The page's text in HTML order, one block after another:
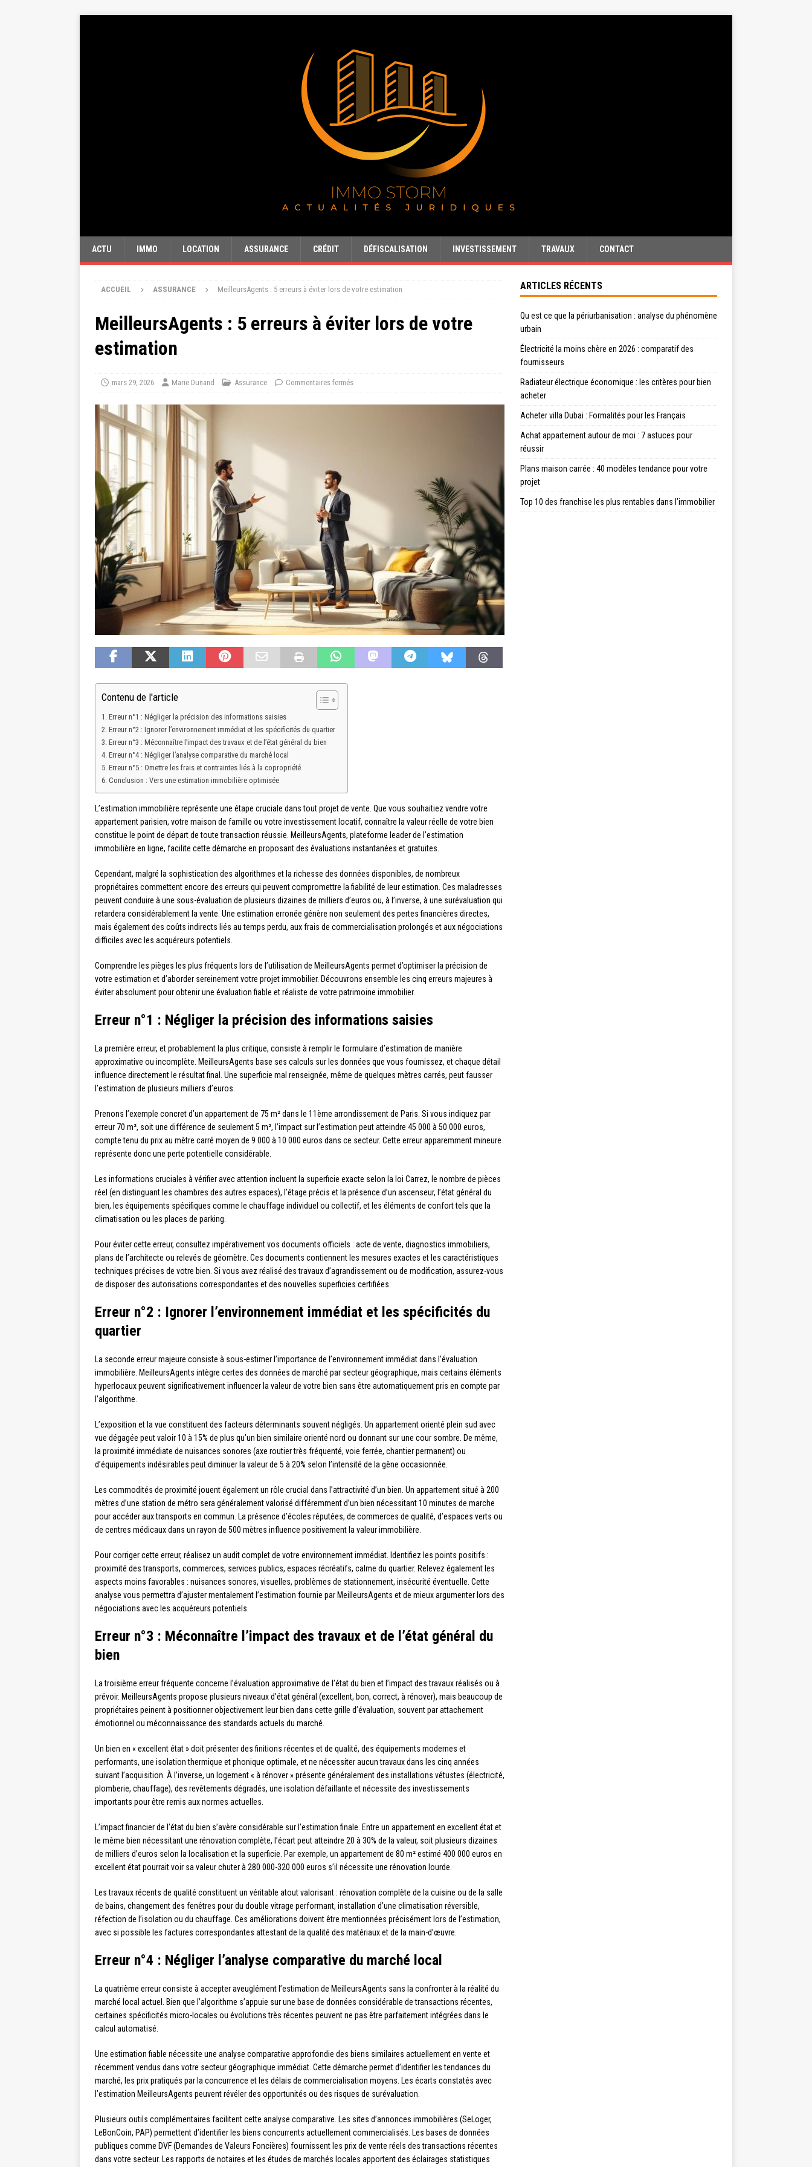
ACTU IMMO LOCATION ASSURANCE CRÉDIT DÉFISCALISATION INVESTISSEMENT TRAVAUX CONTACT
ACCUEIL ASSURANCE MeilleursAgents : 5 erreurs à éviter lors de votre estimation
MeilleursAgents : 5 erreurs à éviter lors de votre
estimation
mars 29, 2026 Marie Dunand Assurance Commentaires fermés
Contenu de l'article
Erreur n°1 : Négliger la précision des informations saisies
Erreur n°2 : Ignorer l’environnement immédiat et les spécificités du quartier
Erreur n°3 : Méconnaître l’impact des travaux et de l’état général du bien
Erreur n°4 : Négliger l’analyse comparative du marché local
Erreur n°5 : Omettre les frais et contraintes liés à la copropriété
Conclusion : Vers une estimation immobilière optimisée
L’estimation immobilière représente une étape cruciale dans tout projet de vente. Que vous souhaitiez vendre votre
appartement parisien, votre maison de famille ou votre investissement locatif, connaître la valeur réelle de votre bien
constitue le point de départ de toute transaction réussie. MeilleursAgents, plateforme leader de l’estimation
immobilière en ligne, facilite cette démarche en proposant des évaluations instantanées et gratuites.
Cependant, malgré la sophistication des algorithmes et la richesse des données disponibles, de nombreux
propriétaires commettent encore des erreurs qui peuvent compromettre la fiabilité de leur estimation. Ces maladresses
peuvent conduire à une sous-évaluation de plusieurs dizaines de milliers d’euros ou, à l’inverse, à une surévaluation qui
retardera considérablement la vente. Une estimation erronée génère non seulement des pertes financières directes,
mais également des coûts indirects liés au temps perdu, aux frais de commercialisation prolongés et aux négociations
difficiles avec les acquéreurs potentiels.
Comprendre les pièges les plus fréquents lors de l’utilisation de MeilleursAgents permet d’optimiser la précision de
votre estimation et d’aborder sereinement votre projet immobilier. Découvrons ensemble les cinq erreurs majeures à
éviter absolument pour obtenir une évaluation fiable et réaliste de votre patrimoine immobilier.
Erreur n°1 : Négliger la précision des informations saisies
La première erreur, et probablement la plus critique, consiste à remplir le formulaire d’estimation de manière
approximative ou incomplète. MeilleursAgents base ses calculs sur les données que vous fournissez, et chaque détail
influence directement le résultat final. Une superficie mal renseignée, même de quelques mètres carrés, peut fausser
l’estimation de plusieurs milliers d’euros.
Prenons l’exemple concret d’un appartement de 75 m² dans le 11ème arrondissement de Paris. Si vous indiquez par
erreur 70 m², soit une différence de seulement 5 m², l’impact sur l’estimation peut atteindre 45 000 à 50 000 euros,
compte tenu du prix au mètre carré moyen de 9 000 à 10 000 euros dans ce secteur. Cette erreur apparemment mineure
représente donc une perte potentielle considérable.
Les informations cruciales à vérifier avec attention incluent la superficie exacte selon la loi Carrez, le nombre de pièces
réel (en distinguant les chambres des autres espaces), l’étage précis et la présence d’un ascenseur, l’état général du
bien, les équipements spécifiques comme le chauffage individuel ou collectif, et les éléments de confort tels que la
climatisation ou les places de parking.
Pour éviter cette erreur, consultez impérativement vos documents officiels : acte de vente, diagnostics immobiliers,
plans de l’architecte ou relevés de géomètre. Ces documents contiennent les mesures exactes et les caractéristiques
techniques précises de votre bien. Si vous avez réalisé des travaux d’agrandissement ou de modification, assurez-vous
de disposer des autorisations correspondantes et des nouvelles superficies certifiées.
Erreur n°2 : Ignorer l’environnement immédiat et les spécificités du
quartier
La seconde erreur majeure consiste à sous-estimer l’importance de l’environnement immédiat dans l’évaluation
immobilière. MeilleursAgents intègre certes des données de marché par secteur géographique, mais certains éléments
hyperlocaux peuvent significativement influencer la valeur de votre bien sans être automatiquement pris en compte par
l’algorithme.
L’exposition et la vue constituent des facteurs déterminants souvent négligés. Un appartement orienté plein sud avec
vue dégagée peut valoir 10 à 15% de plus qu’un bien similaire orienté nord ou donnant sur une cour sombre. De même,
la proximité immédiate de nuisances sonores (axe routier très fréquenté, voie ferrée, chantier permanent) ou
d’équipements indésirables peut diminuer la valeur de 5 à 20% selon l’intensité de la gêne occasionnée.
Les commodités de proximité jouent également un rôle crucial dans l’attractivité d’un bien. Un appartement situé à 200
mètres d’une station de métro sera généralement valorisé différemment d’un bien nécessitant 10 minutes de marche
pour accéder aux transports en commun. La présence d’écoles réputées, de commerces de qualité, d’espaces verts ou
de centres médicaux dans un rayon de 500 mètres influence positivement la valeur immobilière.
Pour corriger cette erreur, réalisez un audit complet de votre environnement immédiat. Identifiez les points positifs :
proximité des transports, commerces, services publics, espaces récréatifs, calme du quartier. Relevez également les
aspects moins favorables : nuisances sonores, visuelles, problèmes de stationnement, insécurité éventuelle. Cette
analyse vous permettra d’ajuster mentalement l’estimation fournie par MeilleursAgents et de mieux argumenter lors des
négociations avec les acquéreurs potentiels.
Erreur n°3 : Méconnaître l’impact des travaux et de l’état général du
bien
La troisième erreur fréquente concerne l’évaluation approximative de l’état du bien et l’impact des travaux réalisés ou à
prévoir. MeilleursAgents propose plusieurs niveaux d’état général (excellent, bon, correct, à rénover), mais beaucoup de
propriétaires peinent à positionner objectivement leur bien dans cette grille d’évaluation, souvent par attachement
émotionnel ou méconnaissance des standards actuels du marché.
Un bien en « excellent état » doit présenter des finitions récentes et de qualité, des équipements modernes et
performants, une isolation thermique et phonique optimale, et ne nécessiter aucun travaux dans les cinq années
suivant l’acquisition. À l’inverse, un logement « à rénover » présente généralement des installations vétustes (électricité,
plomberie, chauffage), des revêtements dégradés, une isolation défaillante et nécessite des investissements
importants pour être remis aux normes actuelles.
L’impact financier de l’état du bien s’avère considérable sur l’estimation finale. Entre un appartement en excellent état et
le même bien nécessitant une rénovation complète, l’écart peut atteindre 20 à 30% de la valeur, soit plusieurs dizaines
de milliers d’euros selon la localisation et la superficie. Par exemple, un appartement de 80 m² estimé 400 000 euros en
excellent état pourrait voir sa valeur chuter à 280 000-320 000 euros s’il nécessite une rénovation lourde.
Les travaux récents de qualité constituent un véritable atout valorisant : rénovation complète de la cuisine ou de la salle
de bains, changement des fenêtres pour du double vitrage performant, installation d’une climatisation réversible,
réfection de l’isolation ou du chauffage. Ces améliorations doivent être mentionnées précisément lors de l’estimation,
avec si possible les factures correspondantes attestant de la qualité des matériaux et de la main-d’œuvre.
Erreur n°4 : Négliger l’analyse comparative du marché local
La quatrième erreur consiste à accepter aveuglément l’estimation de MeilleursAgents sans la confronter à la réalité du
marché local actuel. Bien que l’algorithme s’appuie sur une base de données considérable de transactions récentes,
certaines spécificités micro-locales ou évolutions très récentes peuvent ne pas être parfaitement intégrées dans le
calcul automatisé.
Une estimation fiable nécessite une analyse comparative approfondie des biens similaires actuellement en vente et
récemment vendus dans votre secteur géographique immédiat. Cette démarche permet d’identifier les tendances du
marché, les prix pratiqués par la concurrence et les délais de commercialisation moyens. Les écarts constatés avec
l’estimation MeilleursAgents peuvent révéler des opportunités ou des risques de surévaluation.
Plusieurs outils complémentaires facilitent cette analyse comparative. Les sites d’annonces immobilières (SeLoger,
LeBonCoin, PAP) permettent d’identifier les biens concurrents actuellement commercialisés. Les bases de données
publiques comme DVF (Demandes de Valeurs Foncières) fournissent les prix de vente réels des transactions récentes
dans votre secteur. Les rapports de notaires et les études de marchés locales apportent des éclairages statistiques
ARTICLES RÉCENTS
Qu est ce que la périurbanisation : analyse du phénomène
urbain
Électricité la moins chère en 2026 : comparatif des
fournisseurs
Radiateur électrique économique : les critères pour bien
acheter
Acheter villa Dubai : Formalités pour les Français
Achat appartement autour de moi : 7 astuces pour
réussir
Plans maison carrée : 40 modèles tendance pour votre
projet
Top 10 des franchise les plus rentables dans l’immobilier